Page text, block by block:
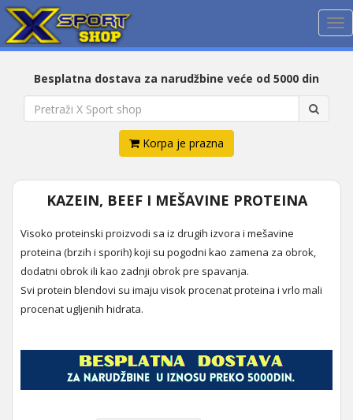
Besplatna dostava za narudžbine veće od 5000 din
Korpa je prazna
KAZEIN, BEEF I MEŠAVINE PROTEINA
Visoko proteinski proizvodi sa iz drugih izvora i mešavine
proteina (brzih i sporih) koji su pogodni kao zamena za obrok,
dodatni obrok ili kao zadnji obrok pre spavanja.
Svi protein blendovi su imaju visok procenat proteina i vrlo mali
procenat ugljenih hidrata.